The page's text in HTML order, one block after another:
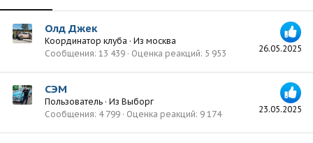
26.05.2025
Олд Джек
Координатор клуба · Из москва
Сообщения 13 439 Оценка реакций 5 953
23.05.2025
СЭМ
Пользователь · Из Выборг
Сообщения 4 799 Оценка реакций 9 174